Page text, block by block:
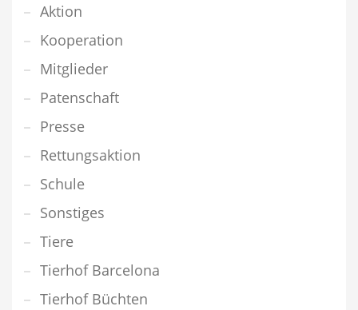
Aktion
Kooperation
Mitglieder
Patenschaft
Presse
Rettungsaktion
Schule
Sonstiges
Tiere
Tierhof Barcelona
Tierhof Büchten